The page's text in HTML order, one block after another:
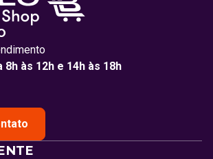
8h às 12h e 14h às 18h